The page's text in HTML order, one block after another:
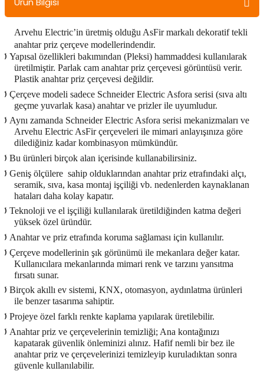
Arvehu Electric’in üretmiş olduğu AsFir markalı dekoratif tekli
anahtar priz çerçeve modellerindendir.
Ø Yapısal özellikleri bakımından (Pleksi) hammaddesi kullanılarak
üretilmiştir. Parlak cam anahtar priz çerçevesi görüntüsü verir.
Plastik anahtar priz çerçevesi değildir.
Ø Çerçeve modeli sadece Schneider Electric Asfora serisi (sıva altı
geçme yuvarlak kasa) anahtar ve prizler ile uyumludur.
Ø Aynı zamanda Schneider Electric Asfora serisi mekanizmaları ve
Arvehu Electric AsFir çerçeveleri ile mimari anlayışınıza göre
dilediğiniz kadar kombinasyon mümkündür.
Ø Bu ürünleri birçok alan içerisinde kullanabilirsiniz.
Ø Geniş ölçülere sahip olduklarından anahtar priz etrafındaki alçı,
seramik, sıva, kasa montaj işçiliği vb. nedenlerden kaynaklanan
hataları daha kolay kapatır.
Ø Teknoloji ve el işçiliği kullanılarak üretildiğinden katma değeri
yüksek özel üründür.
Ø Anahtar ve priz etrafında koruma sağlaması için kullanılır.
Ø Çerçeve modellerinin şık görünümü ile mekanlara değer katar.
Kullanıcılara mekanlarında mimari renk ve tarzını yansıtma
fırsatı sunar.
Ø Birçok akıllı ev sistemi, KNX, otomasyon, aydınlatma ürünleri
ile benzer tasarıma sahiptir.
Ø Projeye özel farklı renkte kaplama yapılarak üretilebilir.
Ø Anahtar priz ve çerçevelerinin temizliği; Ana kontağınızı
kapatarak güvenlik önleminizi alınız. Hafif nemli bir bez ile
anahtar priz ve çerçevelerinizi temizleyip kuruladıktan sonra
güvenle kullanılabilir.